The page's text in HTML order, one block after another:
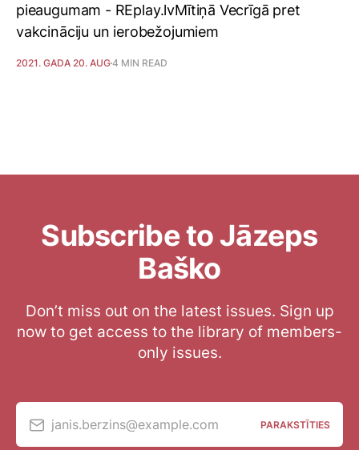
pieaugumam - REplay.lvMītiņā Vecrīgā pret
vakcināciju un ierobežojumiem
2021. GADA 20. AUG4 MIN READ
Subscribe to Jāzeps
Baško
Don’t miss out on the latest issues. Sign up
now to get access to the library of members-
only issues.
janis.berzins@example.com PARAKSTĪTIES